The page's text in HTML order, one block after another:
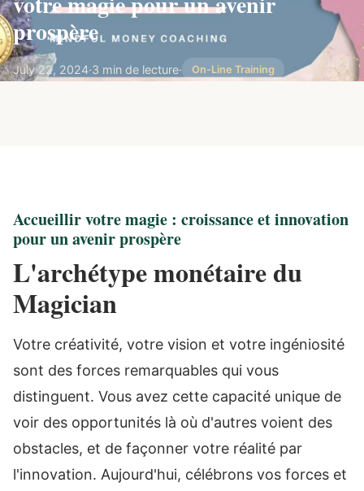
prospère
July 22, 2024·3 min de lecture· On-Line Training
Accueillir votre magie : croissance et innovation
pour un avenir prospère
L'archétype monétaire du
Magician
Votre créativité, votre vision et votre ingéniosité
sont des forces remarquables qui vous
distinguent. Vous avez cette capacité unique de
voir des opportunités là où d'autres voient des
obstacles, et de façonner votre réalité par
l'innovation. Aujourd'hui, célébrons vos forces et